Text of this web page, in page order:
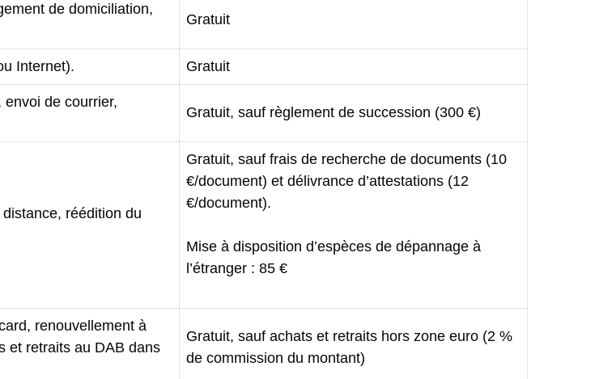
de domiciliation,
Gratuit
Internet). Gratuit
envoi de courrier,
Gratuit, sauf règlement de succession (300 €)
réédition du
Gratuit, sauf frais de recherche de documents (10
€/document) et délivrance d’attestations (12
€/document).
Mise à disposition d’espèces de dépannage à
l’étranger : 85 €
renouvellement à
et retraits au DAB dans
Gratuit, sauf achats et retraits hors zone euro (2 %
de commission du montant)